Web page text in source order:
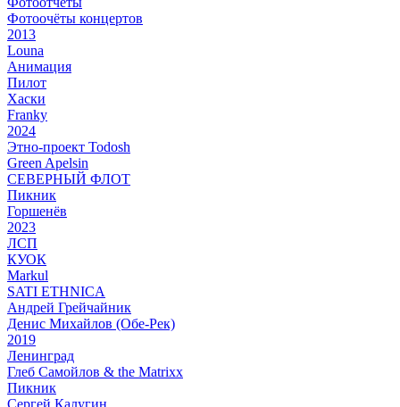
Фотоочёты концертов
2013
Louna
Анимация
Пилот
Хаски
Franky
2024
Этно-проект Todosh
Green Apelsin
СЕВЕРНЫЙ ФЛОТ
Пикник
Горшенёв
2023
ЛСП
КУОК
Markul
SATI ETHNICA
Андрей Грейчайник
Денис Михайлов (Обе-Рек)
2019
Ленинград
Глеб Самойлов & the Matrixx
Пикник
Сергей Калугин